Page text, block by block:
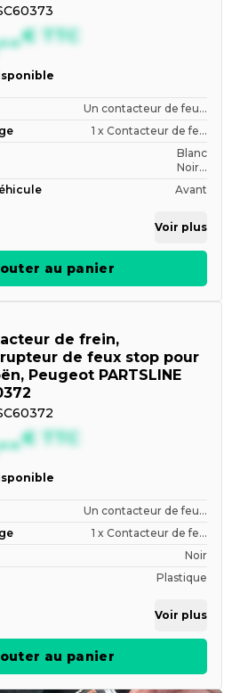
€ TTC
Un contacteur de feu...
1 x Contacteur de fe...
Blanc
Noir...
Avant
Voir plus
au panier
de frein,
de feux stop pour
Peugeot PARTSLINE
€ TTC
Un contacteur de feu...
1 x Contacteur de fe...
Noir
Plastique
Voir plus
au panier